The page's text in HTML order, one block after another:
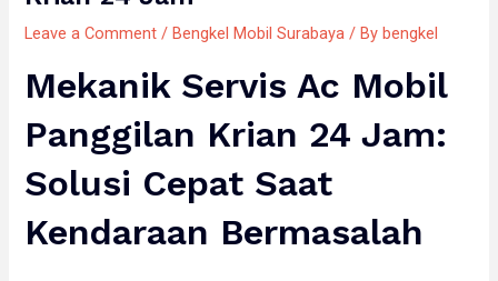
Leave a Comment /Bengkel Mobil Surabaya / Bybengkel
Mekanik Servis Ac Mobil
Panggilan Krian 24 Jam:
Solusi Cepat Saat
Kendaraan Bermasalah